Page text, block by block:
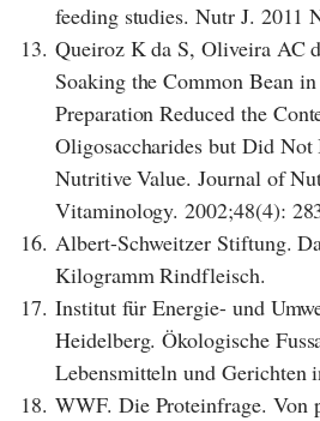
feeding studies. Nutr J. 2011
13. Queiroz K da S, Oliveira AC
Soaking the Common Bean
Preparation Reduced the
Oligosaccharides but Did
Nutritive Value. Journal of
Vitaminology. 2002;48(4):
16. Albert-Schweitzer Stiftung.
Kilogramm Rindfleisch.
17. Institut für Energie- und
Heidelberg. Ökologische
Lebensmitteln und Gerichten
18. WWF. Die Proteinfrage. Von